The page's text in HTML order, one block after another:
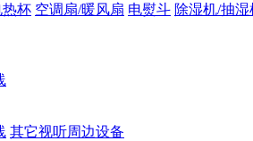
热杯 空调扇/暖风扇 电熨斗 除湿机/抽湿
其它视听周边设备